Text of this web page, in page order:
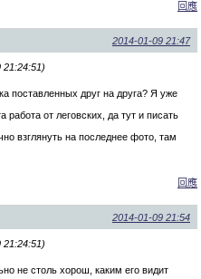
回應
2014-01-09 21:47
21:24:51)
поставленных друг на друга? Я уже
работа от леговских, да тут и писать
взглянуть на последнее фото, там
回應
2014-01-09 21:54
21:24:51)
не столь хорош, каким его видит